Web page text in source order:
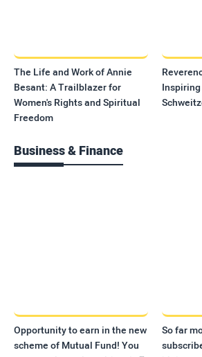
The Life and Work of Annie
Besant: A Trailblazer for
Women's Rights and Spiritual
Freedom
Business & Finance
Opportunity to earn in the new
scheme of Mutual Fund! You
So far